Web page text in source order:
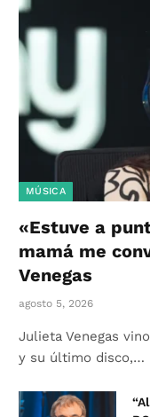
MÚSICA
«Estuve a
mamá me
Venegas
agosto 5, 2026
Julieta Venegas
y su último disco,…